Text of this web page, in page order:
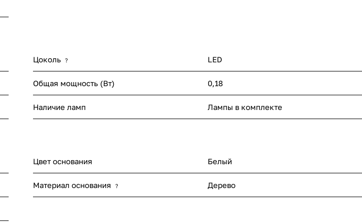
Цоколь ? LED
Общая мощность (Вт) 0,18
Наличие ламп Лампы в комплекте
Цвет основания Белый
Материал основания ? Дерево